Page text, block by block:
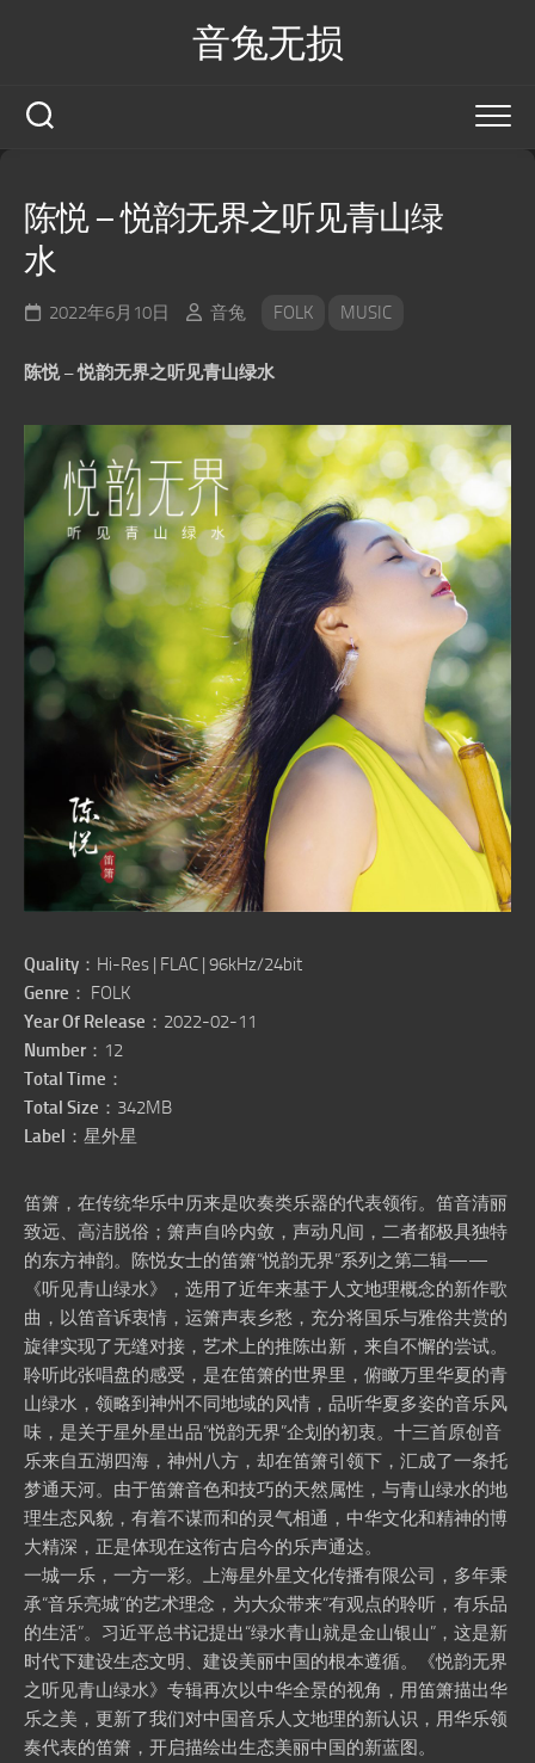
音兔无损
陈悦 – 悦韵无界之听见青山绿
水
2022年6月10日 音兔 FOLK MUSIC
陈悦 – 悦韵无界之听见青山绿水
Quality ：Hi-Res | FLAC | 96kHz/24bit
Genre ： FOLK
Year Of Release ：2022-02-11
Number ：12
Total Time ：
Total Size ：342MB
Label ：星外星
笛箫，在传统华乐中历来是吹奏类乐器的代表领衔。笛音清丽
致远、高洁脱俗；箫声自吟内敛，声动凡间，二者都极具独特
的东方神韵。陈悦女士的笛箫“悦韵无界”系列之第二辑——
《听见青山绿水》，选用了近年来基于人文地理概念的新作歌
曲，以笛音诉衷情，运箫声表乡愁，充分将国乐与雅俗共赏的
旋律实现了无缝对接，艺术上的推陈出新，来自不懈的尝试。
聆听此张唱盘的感受，是在笛箫的世界里，俯瞰万里华夏的青
山绿水，领略到神州不同地域的风情，品听华夏多姿的音乐风
味，是关于星外星出品“悦韵无界”企划的初衷。十三首原创音
乐来自五湖四海，神州八方，却在笛箫引领下，汇成了一条托
梦通天河。由于笛箫音色和技巧的天然属性，与青山绿水的地
理生态风貌，有着不谋而和的灵气相通，中华文化和精神的博
大精深，正是体现在这衔古启今的乐声通达。
一城一乐，一方一彩。上海星外星文化传播有限公司，多年秉
承“音乐亮城”的艺术理念，为大众带来“有观点的聆听，有乐品
的生活”。习近平总书记提出“绿水青山就是金山银山”，这是新
时代下建设生态文明、建设美丽中国的根本遵循。《悦韵无界
之听见青山绿水》专辑再次以中华全景的视角，用笛箫描出华
乐之美，更新了我们对中国音乐人文地理的新认识，用华乐领
奏代表的笛箫，开启描绘出生态美丽中国的新蓝图。